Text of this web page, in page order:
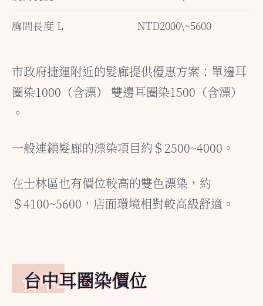
胸間長度 L NTD2000\~5600
市政府捷運附近的髮廊提供優惠方案：單邊耳
圈染1000（含漂） 雙邊耳圈染1500（含漂）
。
一般連鎖髮廊的漂染項目約＄2500~4000。
在士林區也有價位較高的雙色漂染，約
＄4100~5600，店面環境相對較高級舒適。
台中耳圈染價位